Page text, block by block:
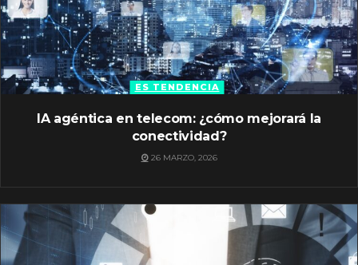
ES TENDENCIA
IA agéntica en telecom: ¿cómo mejorará la
conectividad?
26 MARZO, 2026